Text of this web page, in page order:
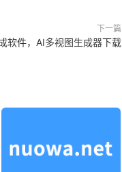
下一篇
软件，AI多视图生成器下载